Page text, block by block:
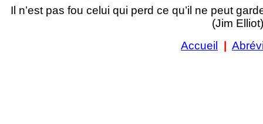
Il n’est pas fou celui qui perd ce qu’il ne peut
(Jim Elliot)
Accueil